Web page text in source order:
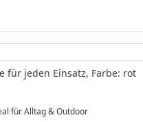
für jeden Einsatz, Farbe: rot
für Alltag & Outdoor